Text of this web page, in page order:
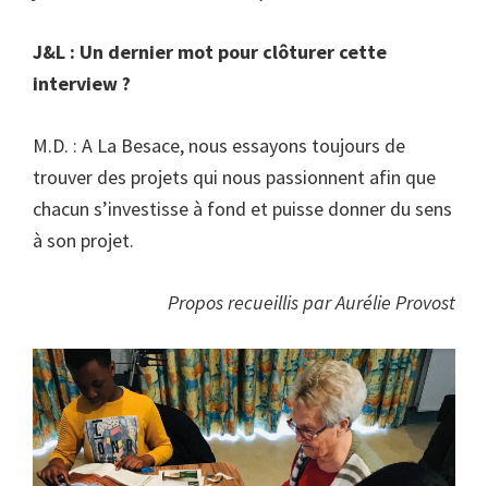
J&L : Un dernier mot pour clôturer cette
interview ?
M.D. : A La Besace, nous essayons toujours de
trouver des projets qui nous passionnent afin que
chacun s’investisse à fond et puisse donner du sens
à son projet.
Propos recueillis par Aurélie Provost